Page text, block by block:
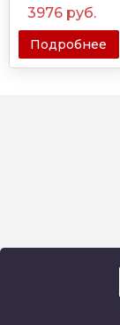
3976 руб.
Подробнее